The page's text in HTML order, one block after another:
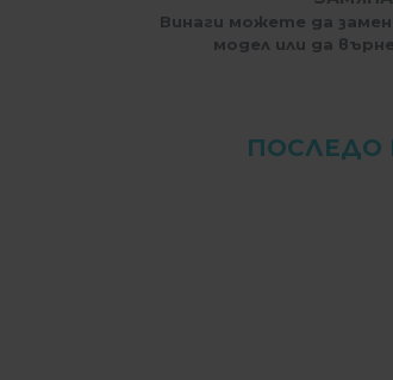
Винаги можете да
модел или да
ПОСЛЕДО